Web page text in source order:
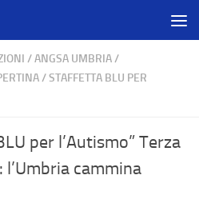
/ANGSA UMBRIA/
/STAFFETTA BLU PER
per l’Autismo” Terza
cammina